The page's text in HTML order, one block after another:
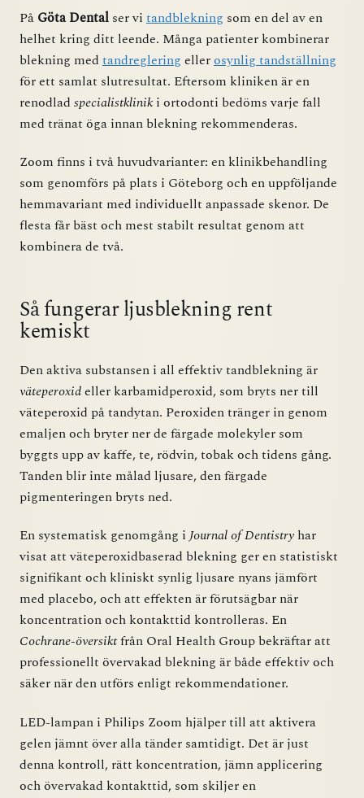
På Göta Dental ser vi tandblekning som en del av en
helhet kring ditt leende. Många patienter kombinerar
blekning med tandreglering ellerosynlig tandställning
för ett samlat slutresultat. Eftersom kliniken är en
renodlad specialistklinik i ortodonti bedöms varje fall
med tränat öga innan blekning rekommenderas.
Zoom finns i två huvudvarianter: en klinikbehandling
som genomförs på plats i Göteborg och en uppföljande
hemmavariant med individuellt anpassade skenor. De
flesta får bäst och mest stabilt resultat genom att
kombinera de två.
Så fungerar ljusblekning rent
kemiskt
Den aktiva substansen i all effektiv tandblekning är
väteperoxideller karbamidperoxid, som bryts ner till
väteperoxid på tandytan. Peroxiden tränger in genom
emaljen och bryter ner de färgade molekyler som
byggts upp av kaffe, te, rödvin, tobak och tidens gång.
Tanden blir inte målad ljusare, den färgade
pigmenteringen bryts ned.
En systematisk genomgång iJournal of Dentistry har
visat att väteperoxidbaserad blekning ger en statistiskt
signifikant och kliniskt synlig ljusare nyans jämfört
med placebo, och att effekten är förutsägbar när
koncentration och kontakttid kontrolleras. En
Cochrane-översiktfrån Oral Health Group bekräftar att
professionellt övervakad blekning är både effektiv och
säker när den utförs enligt rekommendationer.
LED-lampan i Philips Zoom hjälper till att aktivera
gelen jämnt över alla tänder samtidigt. Det är just
denna kontroll, rätt koncentration, jämn applicering
och övervakad kontakttid, som skiljer en